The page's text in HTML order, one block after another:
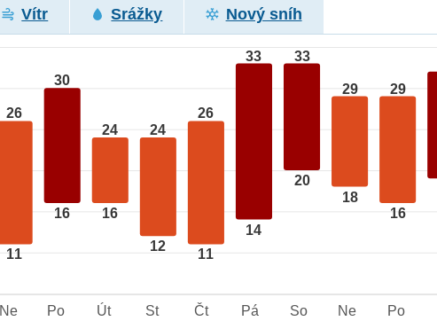
Vítr Srážky Nový sníh
26
11
30
16
24
16
24
12
26
11
33
14
33
20
29
18
29
16
Ne Po Út St Čt Pá So Ne Po